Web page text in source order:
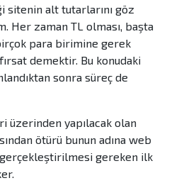
alt tutarlarını göz
Her zaman TL olması, başta
para birimine gerek
demektir. Bu konudaki
sonra süreç de
üzerinden yapılacak olan
ötürü bunun adına web
gereken ilk